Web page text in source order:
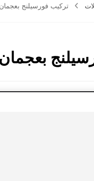
تركيب فورسيلنج